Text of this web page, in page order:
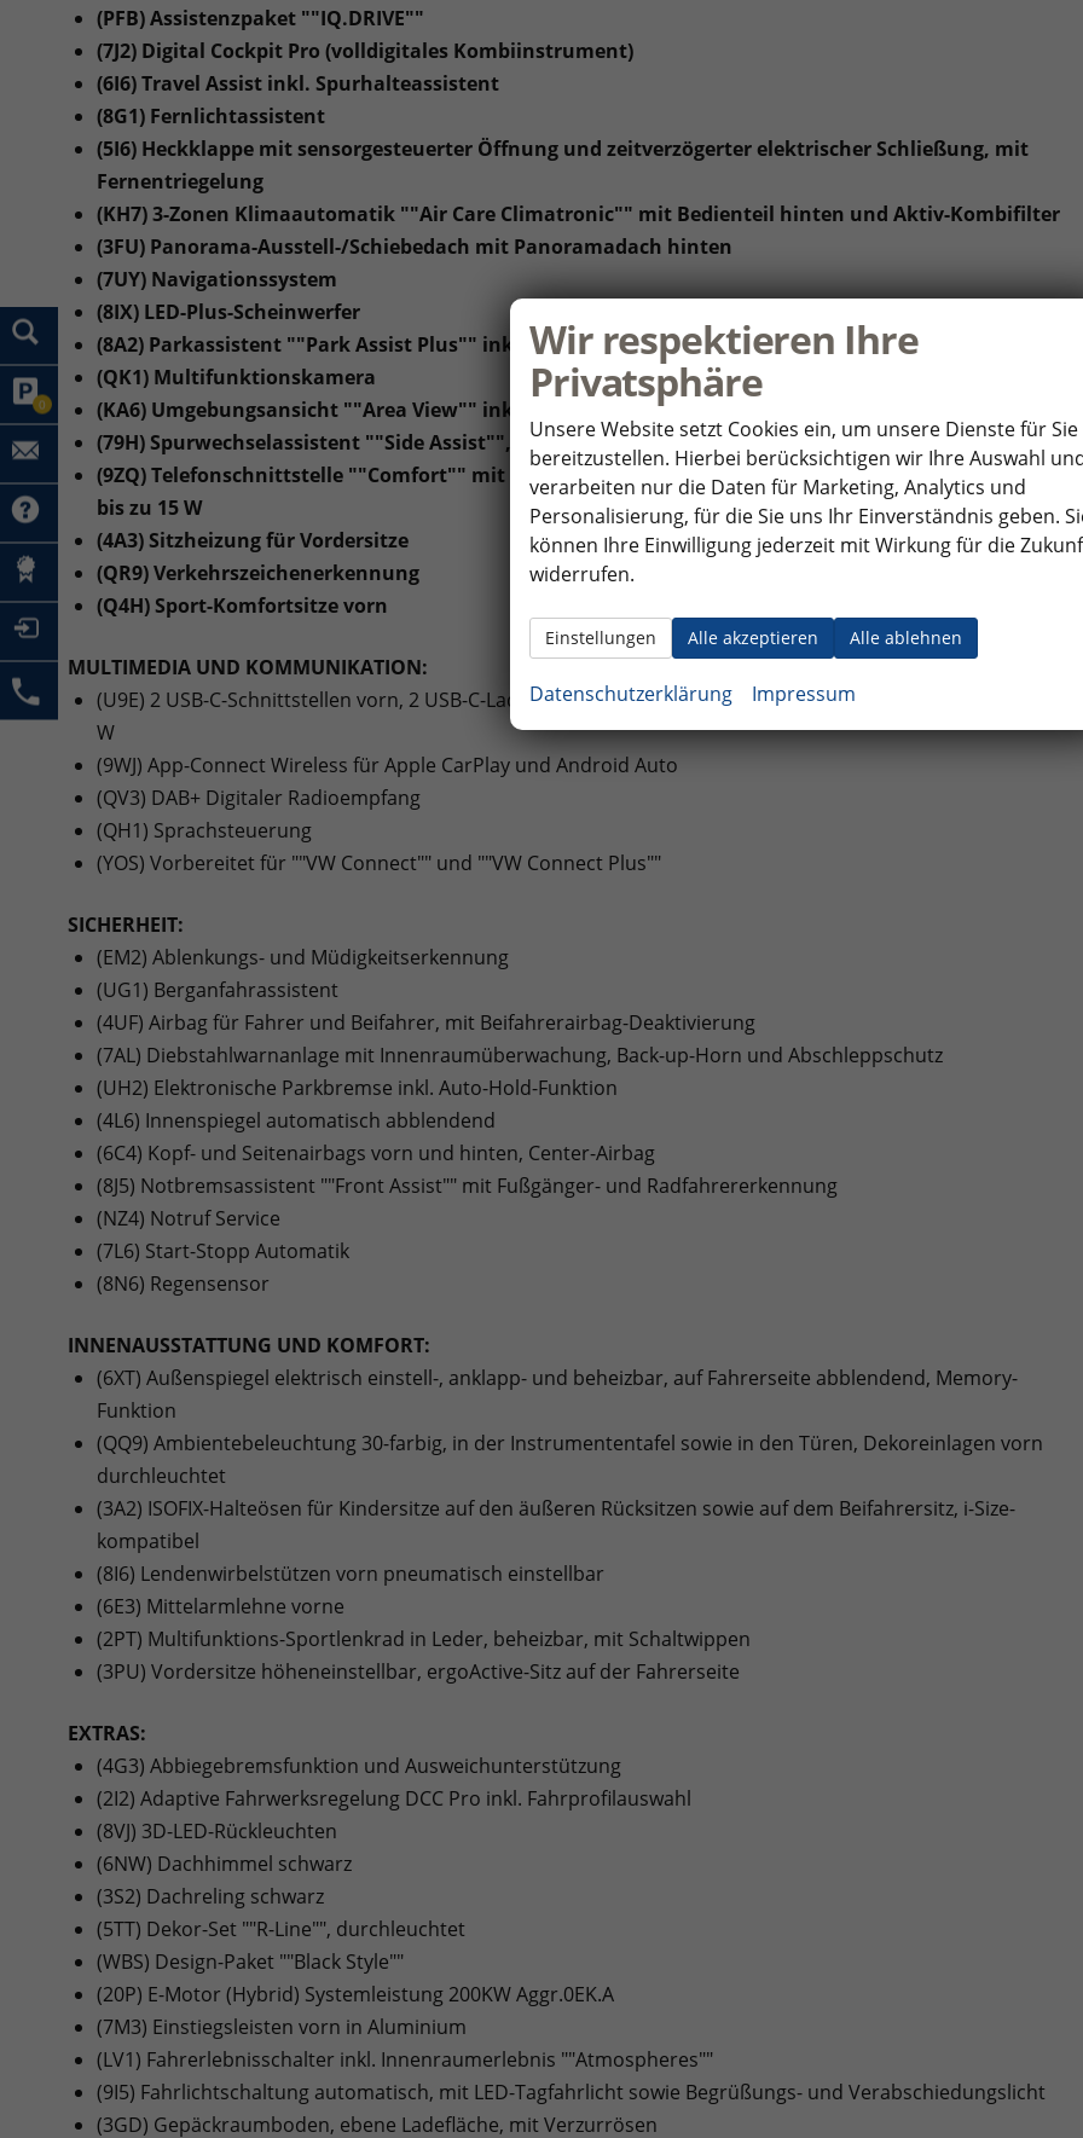
0
(PFB) Assistenzpaket ""IQ.DRIVE""
(7J2) Digital Cockpit Pro (volldigitales Kombiinstrument)
(6I6) Travel Assist inkl. Spurhalteassistent
(8G1) Fernlichtassistent
(5I6) Heckklappe mit sensorgesteuerter Öffnung und zeitverzögerter elektrischer Schließung, mit
Fernentriegelung
(KH7) 3-Zonen Klimaautomatik ""Air Care Climatronic"" mit Bedienteil hinten und Aktiv-Kombifilter
(3FU) Panorama-Ausstell-/Schiebedach mit Panoramadach hinten
(7UY) Navigationssystem
(8IX) LED-Plus-Scheinwerfer
(8A2) Parkassistent ""Park Assist Plus"" inkl. Einparkhilfe
(QK1) Multifunktionskamera
(KA6) Umgebungsansicht ""Area View"" inkl. Rückfahrkamera ""Rear View""
(79H) Spurwechselassistent ""Side Assist"", Ausparkassistent und Ausstiegswarnung
(9ZQ) Telefonschnittstelle ""Comfort"" mit induktiver Ladefunktion für 2 Smartphones, Ladeleistung
bis zu 15 W
(4A3) Sitzheizung für Vordersitze
(QR9) Verkehrszeichenerkennung
(Q4H) Sport-Komfortsitze vorn
MULTIMEDIA UND KOMMUNIKATION:
(U9E) 2 USB-C-Schnittstellen vorn, 2 USB-C-Ladebuchsen an der Mittelkonsole hinten, Ladeleistung bis zu 45
W
(9WJ) App-Connect Wireless für Apple CarPlay und Android Auto
(QV3) DAB+ Digitaler Radioempfang
(QH1) Sprachsteuerung
(YOS) Vorbereitet für ""VW Connect"" und ""VW Connect Plus""
SICHERHEIT:
(EM2) Ablenkungs- und Müdigkeitserkennung
(UG1) Berganfahrassistent
(4UF) Airbag für Fahrer und Beifahrer, mit Beifahrerairbag-Deaktivierung
(7AL) Diebstahlwarnanlage mit Innenraumüberwachung, Back-up-Horn und Abschleppschutz
(UH2) Elektronische Parkbremse inkl. Auto-Hold-Funktion
(4L6) Innenspiegel automatisch abblendend
(6C4) Kopf- und Seitenairbags vorn und hinten, Center-Airbag
(8J5) Notbremsassistent ""Front Assist"" mit Fußgänger- und Radfahrererkennung
(NZ4) Notruf Service
(7L6) Start-Stopp Automatik
(8N6) Regensensor
INNENAUSSTATTUNG UND KOMFORT:
(6XT) Außenspiegel elektrisch einstell-, anklapp- und beheizbar, auf Fahrerseite abblendend, Memory-
Funktion
(QQ9) Ambientebeleuchtung 30-farbig, in der Instrumententafel sowie in den Türen, Dekoreinlagen vorn
durchleuchtet
(3A2) ISOFIX-Halteösen für Kindersitze auf den äußeren Rücksitzen sowie auf dem Beifahrersitz, i-Size-
kompatibel
(8I6) Lendenwirbelstützen vorn pneumatisch einstellbar
(6E3) Mittelarmlehne vorne
(2PT) Multifunktions-Sportlenkrad in Leder, beheizbar, mit Schaltwippen
(3PU) Vordersitze höheneinstellbar, ergoActive-Sitz auf der Fahrerseite
EXTRAS:
(4G3) Abbiegebremsfunktion und Ausweichunterstützung
(2I2) Adaptive Fahrwerksregelung DCC Pro inkl. Fahrprofilauswahl
(8VJ) 3D-LED-Rückleuchten
(6NW) Dachhimmel schwarz
(3S2) Dachreling schwarz
(5TT) Dekor-Set ""R-Line"", durchleuchtet
(WBS) Design-Paket ""Black Style""
(20P) E-Motor (Hybrid) Systemleistung 200KW Aggr.0EK.A
(7M3) Einstiegsleisten vorn in Aluminium
(LV1) Fahrerlebnisschalter inkl. Innenraumerlebnis ""Atmospheres""
(9I5) Fahrlichtschaltung automatisch, mit LED-Tagfahrlicht sowie Begrüßungs- und Verabschiedungslicht
(3GD) Gepäckraumboden, ebene Ladefläche, mit Verzurrösen
Wir respektieren Ihre
Privatsphäre
Unsere Website setzt Cookies ein, um unsere Dienste für Sie
bereitzustellen. Hierbei berücksichtigen wir Ihre Auswahl
verarbeiten nur die Daten für Marketing, Analytics und
Personalisierung, für die Sie uns Ihr Einverständnis geben.
können Ihre Einwilligung jederzeit mit Wirkung für die
widerrufen.
Alle akzeptieren Alle ablehnen
Einstellungen
Datenschutzerklärung Impressum